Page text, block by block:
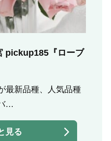
pickup185『ローブ
最新品種、人気品種
…
見る